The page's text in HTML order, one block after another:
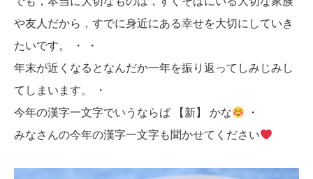
や友人だから，すでに身近にある幸せを大切にしていき
たいです。 ・ ・
年末が近くなるとなんだか一年を振り返ってしみじみし
てしまいます。 ・
今年の漢字一文字でいうならば 【新】 かな
・
みなさんの今年の漢字一文字も聞かせてください